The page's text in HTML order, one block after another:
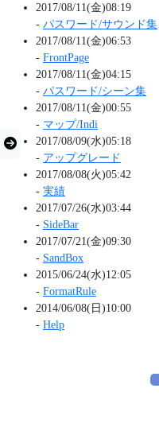
2017/08/11(金)08:19
- パスワード/サウンド集
2017/08/11(金)06:53
- FrontPage
2017/08/11(金)04:15
- パスワード/シーン集
2017/08/11(金)00:55
- マップ/Indi
2017/08/09(水)05:18
- アップグレード
2017/08/08(火)05:42
- 実績
2017/07/26(水)03:44
- SideBar
2017/07/21(金)09:30
- SandBox
2015/06/24(水)12:05
- FormatRule
2014/06/08(日)10:00
- Help